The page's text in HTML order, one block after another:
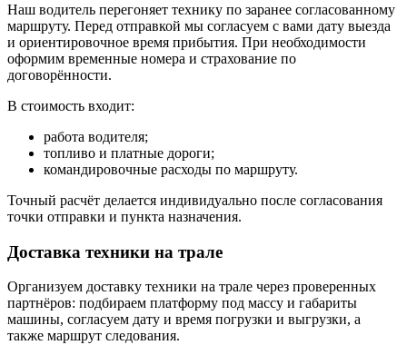
Наш водитель перегоняет технику по заранее согласованному
маршруту. Перед отправкой мы согласуем с вами дату выезда
и ориентировочное время прибытия. При необходимости
оформим временные номера и страхование по
договорённости.
В стоимость входит:
работа водителя;
топливо и платные дороги;
командировочные расходы по маршруту.
Точный расчёт делается индивидуально после согласования
точки отправки и пункта назначения.
Доставка техники на трале
Организуем доставку техники на трале через проверенных
партнёров: подбираем платформу под массу и габариты
машины, согласуем дату и время погрузки и выгрузки, а
также маршрут следования.